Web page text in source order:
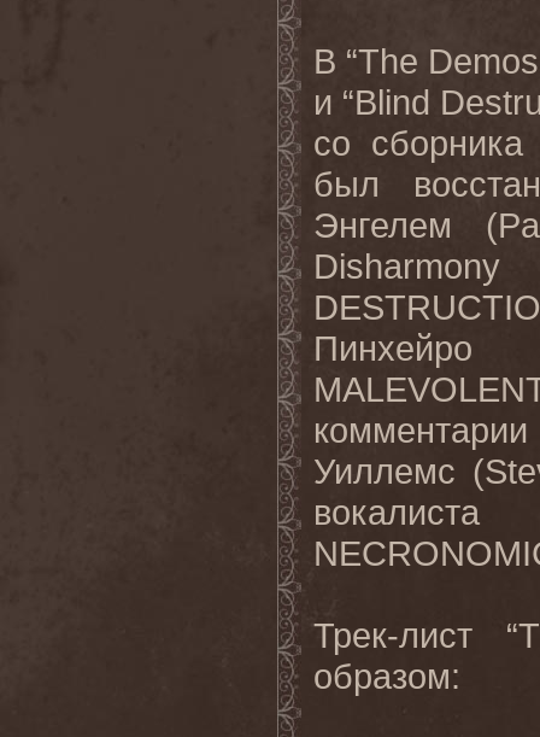
В “The
и “Blind
со
был
Энгелем
Пинхейро
Уиллемс
Трек-лист
образом: